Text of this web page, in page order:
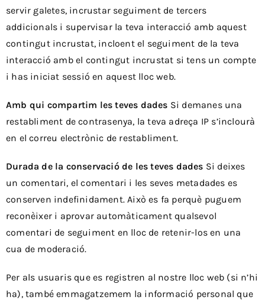
servir galetes, incrustar seguiment de tercers
addicionals i supervisar la teva interacció amb aquest
contingut incrustat, incloent el seguiment de la teva
interacció amb el contingut incrustat si tens un compte
i has iniciat sessió en aquest lloc web.
Amb qui compartim les teves dades Si demanes una
restabliment de contrasenya, la teva adreça IP s’inclourà
en el correu electrònic de restabliment.
Durada de la conservació de les teves dades Si deixes
un comentari, el comentari i les seves metadades es
conserven indefinidament. Això es fa perquè puguem
reconèixer i aprovar automàticament qualsevol
comentari de seguiment en lloc de retenir-los en una
cua de moderació.
Per als usuaris que es registren al nostre lloc web (si n’hi
ha), també emmagatzemem la informació personal que